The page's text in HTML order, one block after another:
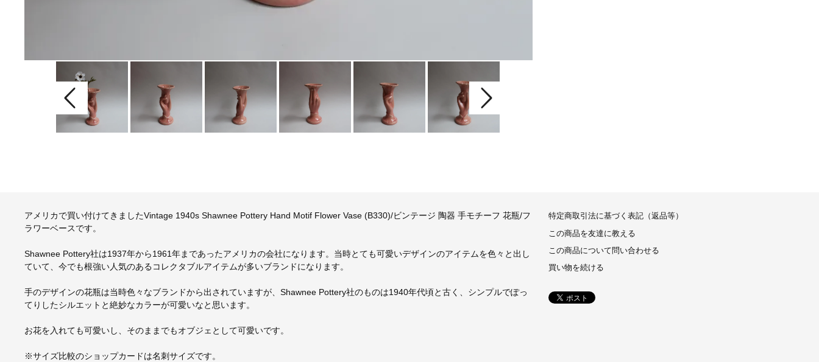
アメリカで買い付けてきましたVintage 1940s Shawnee Pottery Hand Motif Flower Vase (B330)/ビンテージ 陶器 手モチーフ 花瓶/フ
ラワーベースです。
Shawnee Pottery社は1937年から1961年まであったアメリカの会社になります。当時とても可愛いデザインのアイテムを色々と出し
ていて、今でも根強い人気のあるコレクタブルアイテムが多いブランドになります。
手のデザインの花瓶は当時色々なブランドから出されていますが、Shawnee Pottery社のものは1940年代頃と古く、シンプルでぽっ
てりしたシルエットと絶妙なカラーが可愛いなと思います。
お花を入れても可愛いし、そのままでもオブジェとして可愛いです。
※サイズ比較のショップカードは名刺サイズです。
特定商取引法に基づく表記（返品等）
この商品を友達に教える
この商品について問い合わせる
買い物を続ける